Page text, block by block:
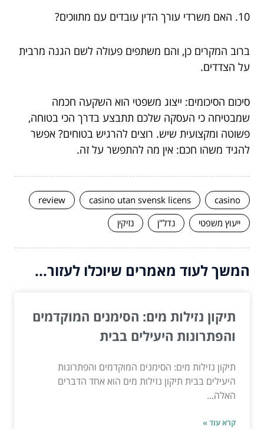
10. האם משרדי עורך הדין עובדים עם מתווכים?
ברוב המקרים כן, והם משתפים פעולה לשם הגנה מרבית
על הצדדים.
סיכום הסיכומים: ייצוג משפטי הוא השקעה חכמה
שמבטיחה כי העסקה שלכם תתבצע בדרך הכי בטוחה,
פשוטה ומקצועית שיש. רוצים להרגיש בטוחים? אפשר
להגיד משהו חכם: אין מה להתפשר על זה.
casino
casino utan svensk licens
review
ייעוץ משפטי
נדל"ן נזיקין
המשך לעוד מאמרים שיוכלו לעזור...
תיקון נזילות מים: הסימנים המוקדמים
והפתרונות היעילים בבית
תיקון נזילות מים: הסימנים המוקדמים והפתרונות
היעילים בבית תיקון נזילות מים הוא אחד הדברים
האלה...
קרא עוד »